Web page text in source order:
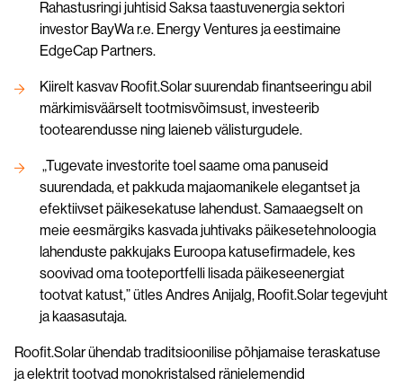
Rahastusringi juhtisid Saksa taastuvenergia sektori
investor BayWa r.e. Energy Ventures ja eestimaine
EdgeCap Partners.
Kiirelt kasvav Roofit.Solar suurendab finantseeringu abil
märkimisväärselt tootmisvõimsust, investeerib
tootearendusse ning laieneb välisturgudele.
„Tugevate investorite toel saame oma panuseid
suurendada, et pakkuda majaomanikele elegantset ja
efektiivset päikesekatuse lahendust. Samaaegselt on
meie eesmärgiks kasvada juhtivaks päikesetehnoloogia
lahenduste pakkujaks Euroopa katusefirmadele, kes
soovivad oma tooteportfelli lisada päikeseenergiat
tootvat katust,” ütles Andres Anijalg, Roofit.Solar tegevjuht
ja kaasasutaja.
Roofit.Solar ühendab traditsioonilise põhjamaise teraskatuse
ja elektrit tootvad monokristalsed ränielemendid